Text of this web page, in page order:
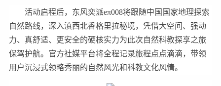
活动启程后，东风奕派eπ008将跟随中国国家地理探索
自然路线，深入滇西北香格里拉秘境，凭借大空间、强动
力、真舒适、更安全的硬核实力为此次自然科教探享之旅
保驾护航。官方社媒平台将全程记录旅程点点滴滴，带领
用户沉浸式领略秀丽的自然风光和科教文化风情。